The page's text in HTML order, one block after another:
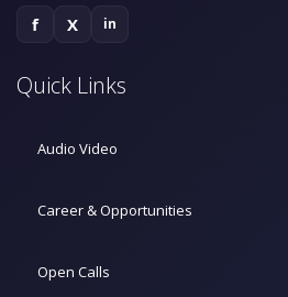
f X in
Quick Links
Audio Video
Career & Opportunities
Open Calls